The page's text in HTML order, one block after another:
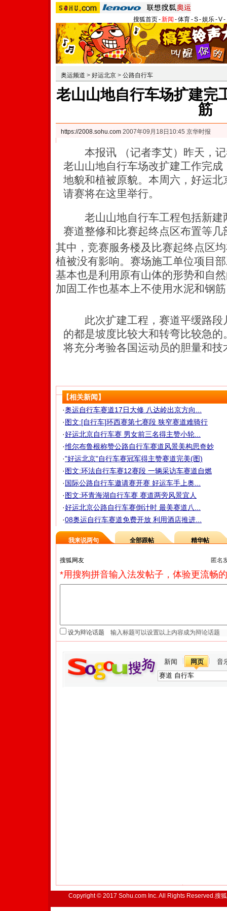
搜狐首页-新闻 -体育-S-娱乐-V-
奥运频道 > 好运北京 > 公路自行车
老山山地自行车场扩建完
筋
https://2008.sohu.com 2007年09月18日10:45 京华时报
本报讯 （记者李艾）昨天，记
老山山地自行车场改扩建工作完
地貌和植被原貌。本周六，好运
请赛将在这里举行。
老山山地自行车工程包括新建
赛道整修和比赛起终点区布置等几
其中，竞赛服务楼及比赛起终点区
植被没有影响。赛场施工单位项目
基本也是利用原有山体的形势和自
加固工作也基本上不使用水泥和钢
此次扩建工程，赛道平缓路段
的都是坡度比较大和转弯比较急
将充分考验各国运动员的胆量和技
【相关新闻】
·奥运自行车赛道17日大修 八达岭出京方向...
·图文:[自行车]环西赛第七赛段 狭窄赛道难骑行
·好运北京自行车赛 男女前三名得主赞小轮...
·维尔布鲁根称赞公路自行车赛道风景美构思奇妙
·"好运北京"自行车赛冠军得主赞赛道完美(图)
·图文:环法自行车赛12赛段 一辆采访车赛道自燃
·国际公路自行车邀请赛开赛 好运车手上奥...
·图文:环青海湖自行车赛 赛道两旁风景宜人
·好运北京公路自行车赛倒计时 最美赛道八...
·08奥运自行车赛道免费开放 利用酒店推进...
我来说两句 全部跟帖 精华帖
匿名
*用搜狗拼音输入法发帖子，体验更流畅
设为辩论话题
新闻 网页 音
Copyright © 2017 Sohu.com Inc. All Rights Reserved.搜